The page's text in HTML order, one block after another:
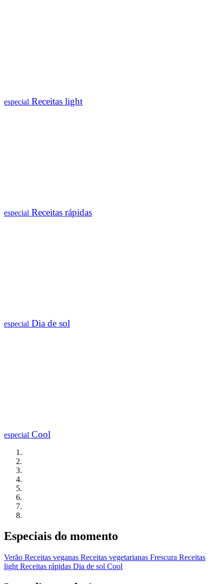
especial Receitas light
especial Receitas rápidas
especial Dia de sol
especial Cool
Especiais do momento
Verão Receitas veganas Receitas vegetarianas Frescura Receitas
light Receitas rápidas Dia de sol Cool